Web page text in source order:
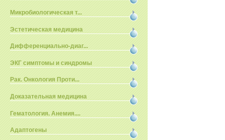
Микробиологическая т...
Эстетическая медицина
Дифференциально-диаг...
ЭКГ симптомы и синдромы
Рак. Онкология Проти...
Доказательная медицина
Гематология. Анемия....
Адаптогены